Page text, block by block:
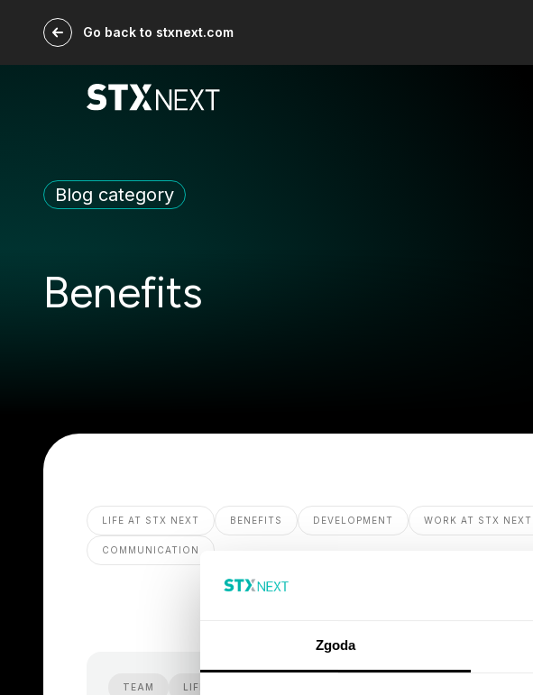
Zgoda
Go back to stxnext.com
Blog category
Benefits
LIFE AT STX NEXT BENEFITS DEVELOPMENT WORK AT STX NEXT
COMMUNICATION
TEAM LIFE AT STX NEXT